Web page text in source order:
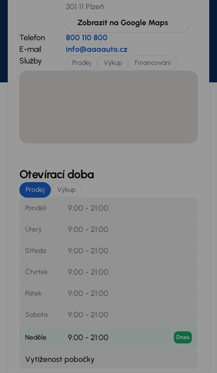
301 11 Plzeň
Zobrazit na Google Maps
Telefon
800 110 800
E-mail
info@aaaauto.cz
Služby
Prodej Výkup Financování
Otevírací doba
Prodej Výkup
Pondělí 9:00 - 21:00
Úterý 9:00 - 21:00
Středa 9:00 - 21:00
Čtvrtek 9:00 - 21:00
Pátek 9:00 - 21:00
Sobota 9:00 - 21:00
Neděle 9:00 - 21:00 Dnes
Vytíženost pobočky